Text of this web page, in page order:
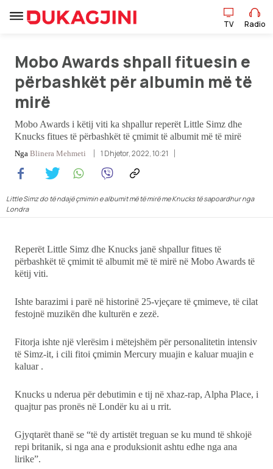
Lajme
Sport
Pikëpamje
Art Jete
Kulturë
Showbiz
Ekonomi
Teknologji
Udhëtime
TV Radio
Mobo Awards shpall fituesin e
përbashkët për albumin më të
mirë
Mobo Awards i këtij viti ka shpallur reperët Little Simz dhe
Knucks fitues të përbashkët të çmimit të albumit më të mirë
Nga Blinera Mehmeti 1 Dhjetor, 2022, 10:21
Little Simz do të ndajë çmimin e albumit më të mirë me Knucks të sapoardhur nga
Londra
Reperët Little Simz dhe Knucks janë shpallur fitues të
përbashkët të çmimit të albumit më të mirë në Mobo Awards të
këtij viti.
Ishte barazimi i parë në historinë 25-vjeçare të çmimeve, të cilat
festojnë muzikën dhe kulturën e zezë.
Fitorja ishte një vlerësim i mëtejshëm për personalitetin intensiv
të Simz-it, i cili fitoi çmimin Mercury muajin e kaluar muajin e
kaluar .
Knucks u nderua për debutimin e tij në xhaz-rap, Alpha Place, i
quajtur pas pronës në Londër ku ai u rrit.
Gjyqtarët thanë se “të dy artistët treguan se ku mund të shkojë
repi britanik, si nga ana e produksionit ashtu edhe nga ana
lirike”.